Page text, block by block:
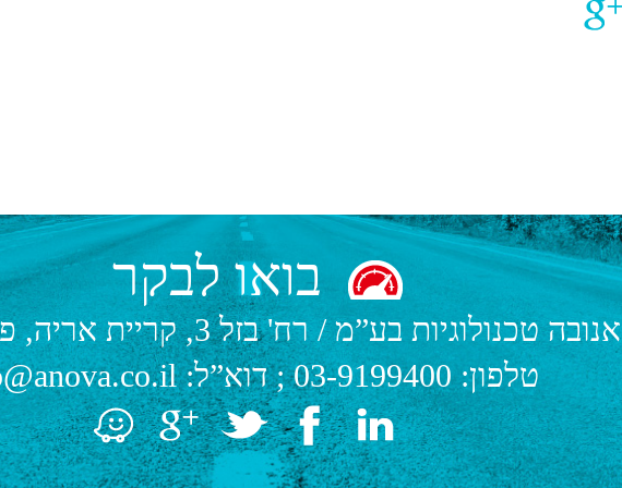
בואו לבקר
אנובה טכנולוגיות בע”מ/רח' בזל 3, קריית אריה, פתח תקווה.
טלפון:03-9199400; דוא”ל: